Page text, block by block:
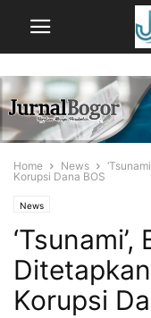
Home News
Korupsi Dana BOS
News
Korupsi